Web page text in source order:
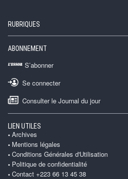
RUBRIQUES
ABONNEMENT
S’abonner
Se connecter
Consulter le Journal du jour
LIEN UTILES
Archives
Mentions légales
Conditions Générales d'Utilisation
Politique de confidentialité
Contact +223 66 13 45 38